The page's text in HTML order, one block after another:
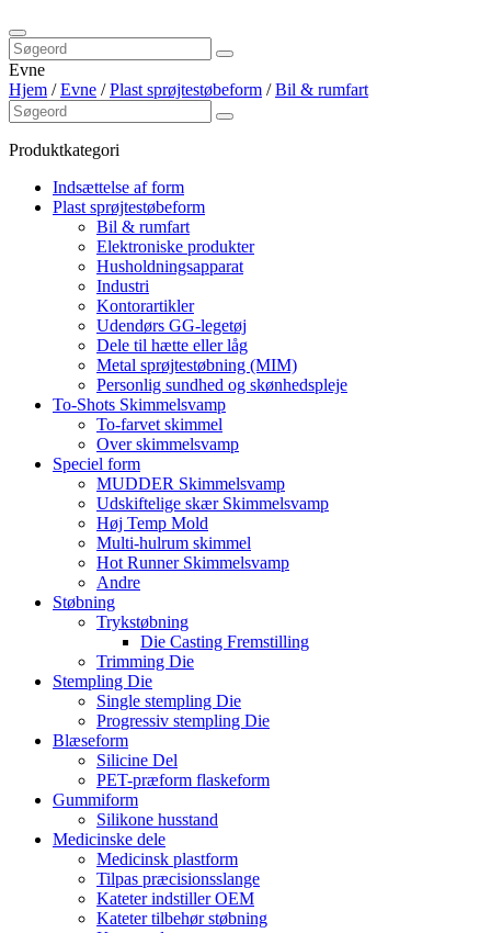
Evne
Hjem /Evne /Plast sprøjtestøbeform /Bil & rumfart
Produktkategori
Indsættelse af form
Plast sprøjtestøbeform
Bil & rumfart
Elektroniske produkter
Husholdningsapparat
Industri
Kontorartikler
Udendørs GG-legetøj
Dele til hætte eller låg
Metal sprøjtestøbning (MIM)
Personlig sundhed og skønhedspleje
To-Shots Skimmelsvamp
To-farvet skimmel
Over skimmelsvamp
Speciel form
MUDDER Skimmelsvamp
Udskiftelige skær Skimmelsvamp
Høj Temp Mold
Multi-hulrum skimmel
Hot Runner Skimmelsvamp
Andre
Støbning
Trykstøbning
Die Casting Fremstilling
Trimming Die
Stempling Die
Single stempling Die
Progressiv stempling Die
Blæseform
Silicine Del
PET-præform flaskeform
Gummiform
Silikone husstand
Medicinske dele
Medicinsk plastform
Tilpas præcisionsslange
Kateter indstiller OEM
Kateter tilbehør støbning